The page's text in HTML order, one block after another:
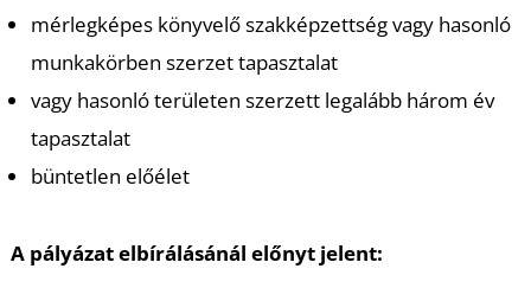
mérlegképes könyvelő szakképzettség vagy hasonló
munkakörben szerzet tapasztalat
vagy hasonló területen szerzett legalább három év
tapasztalat
büntetlen előélet
A pályázat elbírálásánál előnyt jelent: